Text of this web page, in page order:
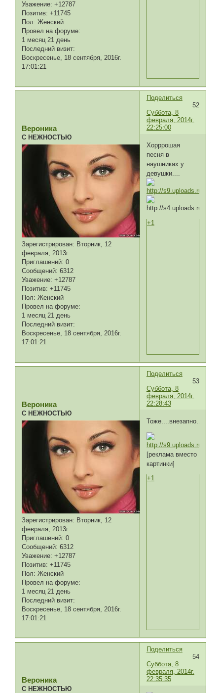
Уважение: +12787
Позитив: +11745
Пол: Женский
Провел на форуме:
1 месяц 21 день
Последний визит:
Воскресенье, 18 сентября, 2016г.
17:01:21
Поделиться
52
Суббота, 8
февраля, 2014г.
22:25:00
Вероника
С НЕЖНОСТЬЮ
Зарегистрирован: Вторник, 12
февраля, 2013г.
Приглашений: 0
Сообщений: 6312
Уважение: +12787
Позитив: +11745
Пол: Женский
Провел на форуме:
1 месяц 21 день
Последний визит:
Воскресенье, 18 сентября, 2016г.
17:01:21
Хорррошая
песня в
наушниках у
девушки....
+1
Поделиться
53
Суббота, 8
февраля, 2014г.
22:28:43
Вероника
С НЕЖНОСТЬЮ
Зарегистрирован: Вторник, 12
февраля, 2013г.
Приглашений: 0
Сообщений: 6312
Уважение: +12787
Позитив: +11745
Пол: Женский
Провел на форуме:
1 месяц 21 день
Последний визит:
Воскресенье, 18 сентября, 2016г.
17:01:21
Тоже....внезапно...
[реклама вместо
картинки]
+1
Поделиться
54
Суббота, 8
февраля, 2014г.
22:35:35
Вероника
С НЕЖНОСТЬЮ